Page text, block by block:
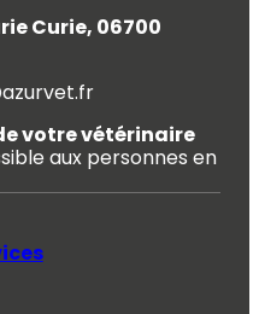
Curie, 06700
votre vétérinaire
aux personnes en